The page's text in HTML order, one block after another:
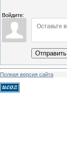
Войдите:
Отправить
Полная версия сайта